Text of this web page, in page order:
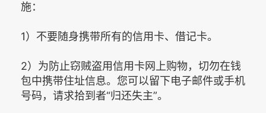
施：
1）不要随身携带所有的信用卡、借记卡。
2）为防止窃贼盗用信用卡网上购物，切勿在钱
包中携带住址信息。您可以留下电子邮件或手机
号码，请求拾到者“归还失主”。